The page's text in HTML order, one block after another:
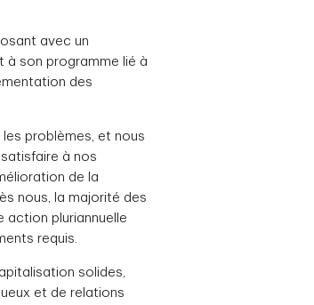
avec un
à son programme lié à
des
problèmes, et nous
à nos
de la
nous, la majorité des
action pluriannuelle
requis.
solides,
et de relations